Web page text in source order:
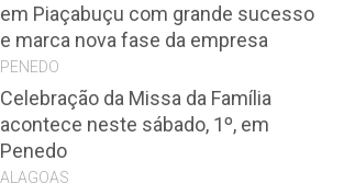
em Piaçabuçu com grande sucesso
e marca nova fase da empresa
PENEDO
Celebração da Missa da Família
acontece neste sábado, 1º, em
Penedo
ALAGOAS